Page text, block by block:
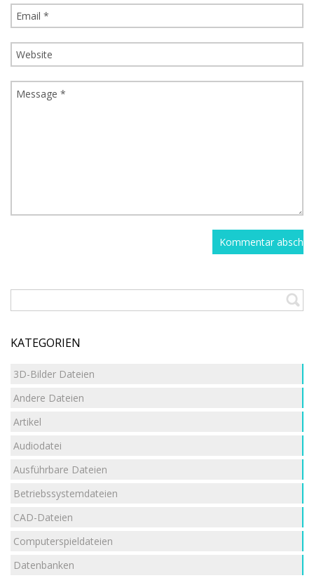
KATEGORIEN
3D-Bilder Dateien
Andere Dateien
Artikel
Audiodatei
Ausführbare Dateien
Betriebssystemdateien
CAD-Dateien
Computerspieldateien
Datenbanken